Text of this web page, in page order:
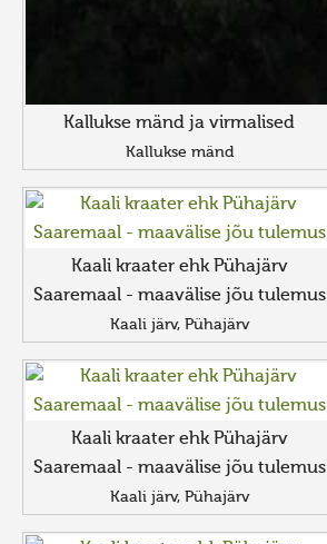
Kallukse mänd ja virmalised
Kallukse mänd
Kaali kraater ehk Pühajärv
Saaremaal - maavälise jõu tulemus
Kaali järv, Pühajärv
Kaali kraater ehk Pühajärv
Saaremaal - maavälise jõu tulemus
Kaali järv, Pühajärv